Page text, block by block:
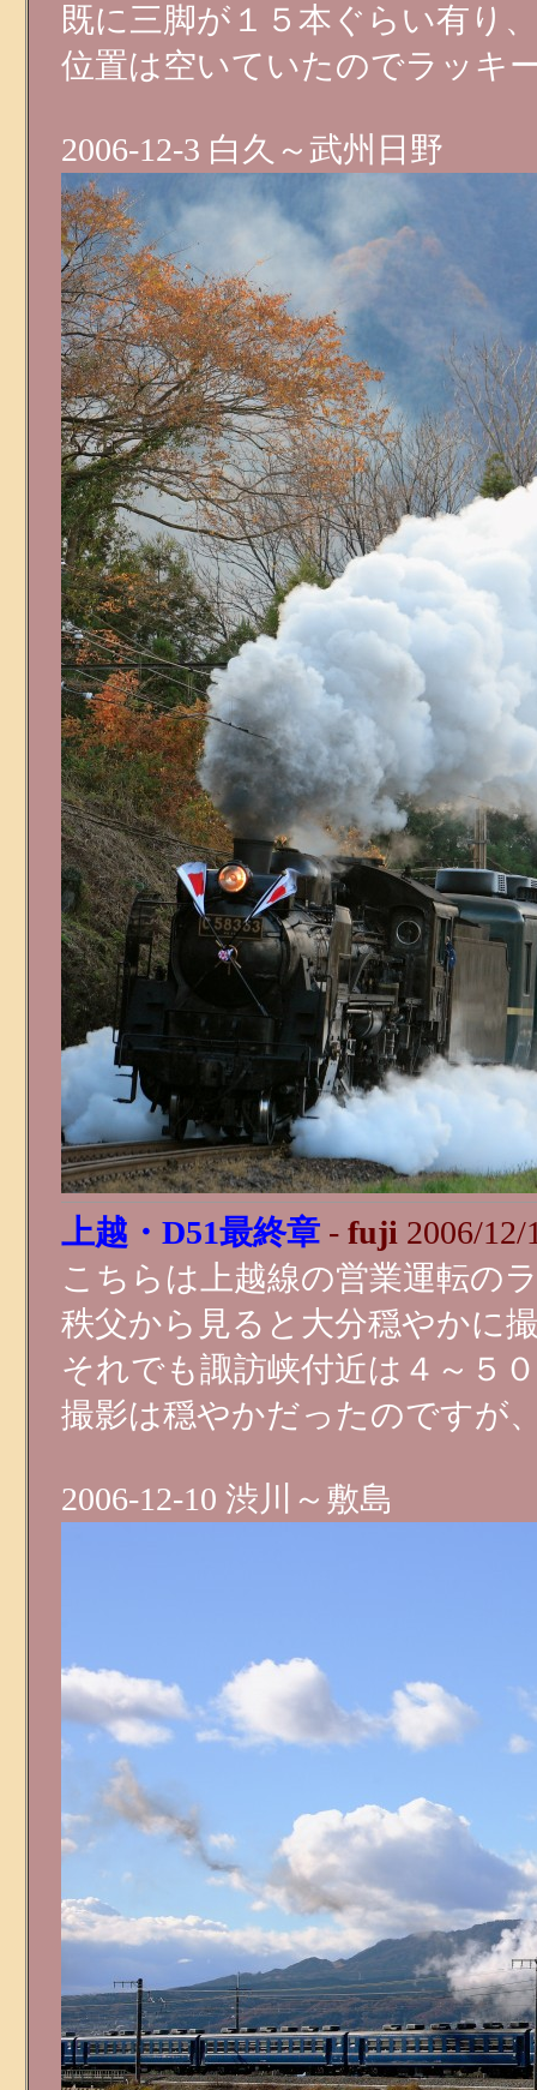
既に三脚が１５本ぐらい有り
位置は空いていたのでラッキ
2006-12-3 白久～武州日野
上越・D51最終章 - fuji 2006/
こちらは上越線の営業運転の
秩父から見ると大分穏やかに
それでも諏訪峡付近は４～５
撮影は穏やかだったのですが
2006-12-10 渋川～敷島